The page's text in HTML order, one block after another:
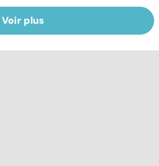
Voir plus